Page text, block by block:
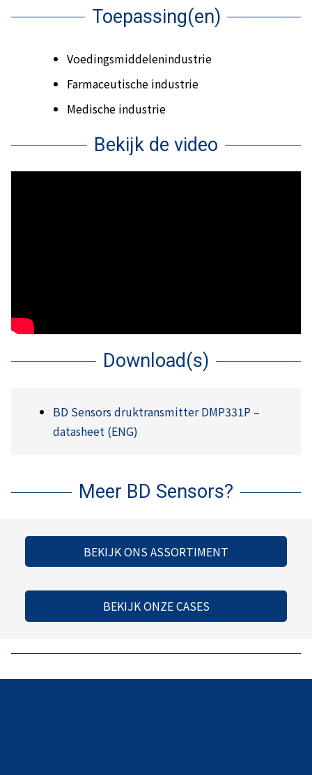
Toepassing(en)
Voedingsmiddelenindustrie
Farmaceutische industrie
Medische industrie
Bekijk de video
Download(s)
BD Sensors druktransmitter DMP331P –
datasheet (ENG)
Meer BD Sensors?
BEKIJK ONS ASSORTIMENT
BEKIJK ONZE CASES